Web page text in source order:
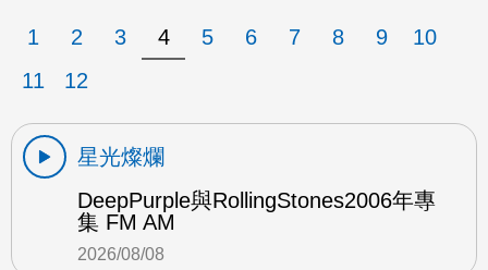
1 2 3 4 5 6 7 8 9
10
11
12
星光燦爛
DeepPurple與RollingStones2006年專
集 FM AM
2026/08/08